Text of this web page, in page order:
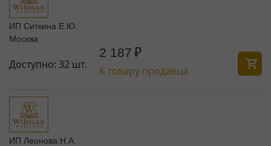
ИП Ситкина Е.Ю.
Москва
Доступно: 32 шт.
2 187 ₽
К товару продавца
ИП Леонова Н.А.